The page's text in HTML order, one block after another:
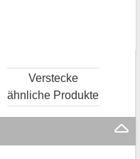
Verstecke
ähnliche Produkte